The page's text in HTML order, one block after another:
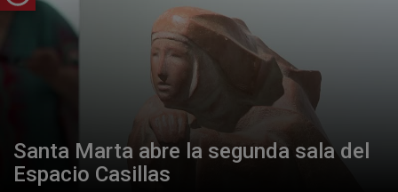
Santa Marta abre la segunda sala del
Espacio Casillas